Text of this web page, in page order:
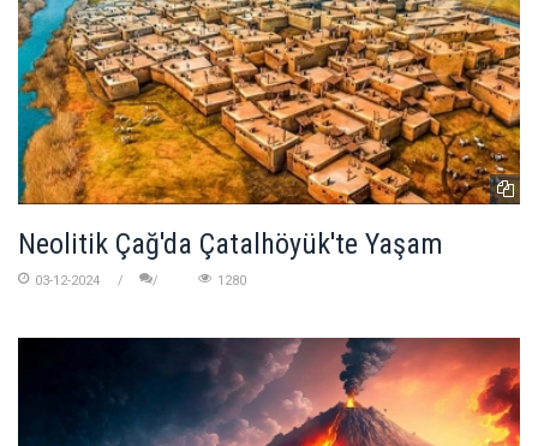
Neolitik Çağ'da Çatalhöyük'te Yaşam
03-12-2024 1280